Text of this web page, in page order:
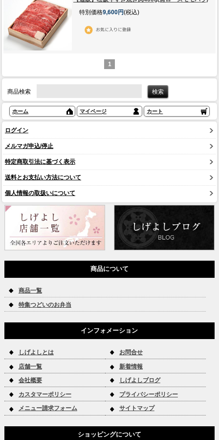
特別価格9,600円(税込)
1
商品検索
ホーム マイページ カート
ログイン
メルマガ申込/停止
特定商取引法に基づく表示
送料とお支払い方法について
個人情報の取扱いについて
商品について
商品一覧
特集つどいのお弁当
インフォメーション
しげよしとは お問合せ
店舗一覧 新着情報
会社概要 しげよしブログ
カスタマーポリシー プライバシーポリシー
メニュー請求フォーム サイトマップ
ショッピングについて